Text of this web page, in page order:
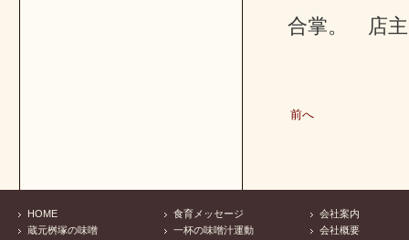
合掌。 店主
前へ
HOME
蔵元桝塚の味噌
食育メッセージ
一杯の味噌汁運動
会社案内
会社概要